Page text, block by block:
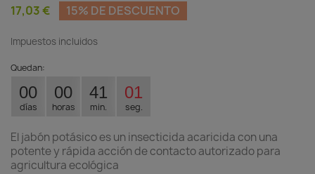
17,03 €
15% DE DESCUENTO
Impuestos incluidos
Quedan:
00
días
00
horas
41
min.
01
seg.
El jabón potásico es un insecticida acaricida con una
potente y rápida acción de contacto autorizado para
agricultura ecológica